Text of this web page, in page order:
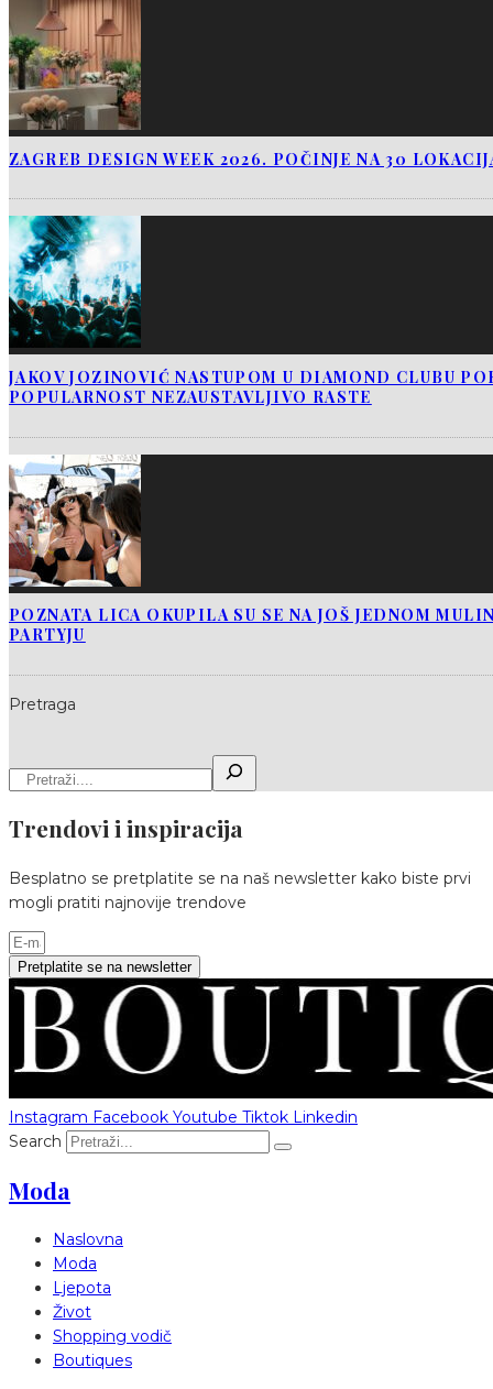
ZAGREB DESIGN WEEK 2026. POČINJE NA 30
JAKOV JOZINOVIĆ NASTUPOM U DIAMOND CLUBU
POPULARNOST NEZAUSTAVLJIVO RASTE
POZNATA LICA OKUPILA SU SE NA JOŠ JEDNOM
PARTYJU
Pretraga
Trendovi i inspiracija
Besplatno se pretplatite se na naš newsletter kako biste prvi
mogli pratiti najnovije trendove
Pretplatite se na newsletter
Instagram Facebook Youtube Tiktok Linkedin
Search
Moda
Naslovna
Moda
Ljepota
Život
Shopping vodič
Boutiques